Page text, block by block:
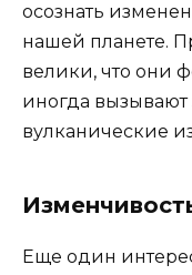
осознать
нашей планете.
велики, что они
иногда
вулканические
Еще один